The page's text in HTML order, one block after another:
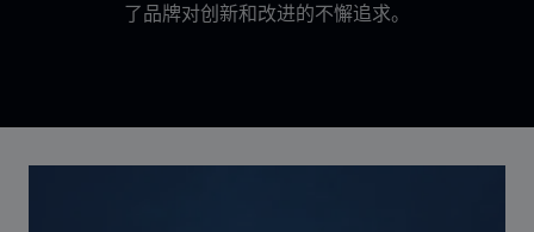
了品牌对创新和改进的不懈追求。